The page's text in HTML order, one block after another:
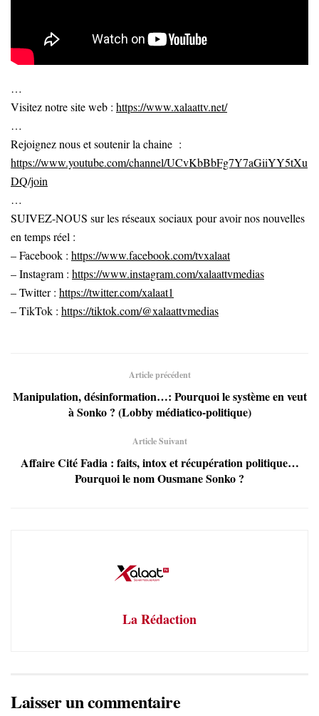
…
Visitez notre site web : https://www.xalaattv.net/
…
Rejoignez nous et soutenir la chaine :
https://www.youtube.com/channel/UCvKbBbFg7Y7aGiiYY5tXu
DQ/join
…
SUIVEZ-NOUS sur les réseaux sociaux pour avoir nos nouvelles
en temps réel :
– Facebook : https://www.facebook.com/tvxalaat
– Instagram : https://www.instagram.com/xalaattvmedias
– Twitter : https://twitter.com/xalaat1
– TikTok : https://tiktok.com/@xalaattvmedias
Article précédent
Manipulation, désinformation…: Pourquoi le système en veut
à Sonko ? (Lobby médiatico-politique)
Article Suivant
Affaire Cité Fadia : faits, intox et récupération politique…
Pourquoi le nom Ousmane Sonko ?
La Rédaction
Laisser un commentaire